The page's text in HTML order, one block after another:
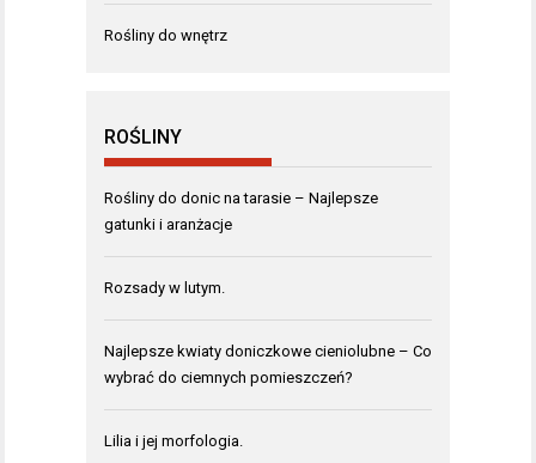
Rośliny do wnętrz
ROŚLINY
Rośliny do donic na tarasie – Najlepsze
gatunki i aranżacje
Rozsady w lutym.
Najlepsze kwiaty doniczkowe cieniolubne – Co
wybrać do ciemnych pomieszczeń?
Lilia i jej morfologia.